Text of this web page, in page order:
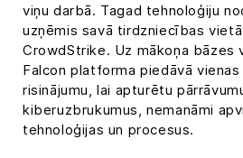
viņu darbā. Tagad tehnoloģiju
uzņēmis savā tirdzniecības
CrowdStrike. Uz mākoņa bāzes
Falcon platforma piedāvā
risinājumu, lai apturētu
kiberuzbrukumus, nemanāmi
tehnoloģijas un procesus.